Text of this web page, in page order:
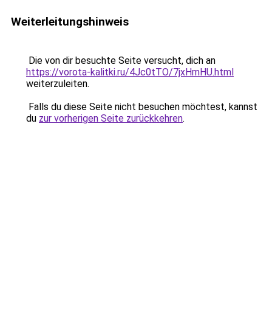
Weiterleitungshinweis
Die von dir besuchte Seite versucht, dich an
https://vorota-kalitki.ru/4Jc0tTO/7jxHmHU.html
weiterzuleiten.
Falls du diese Seite nicht besuchen möchtest, kannst
du zur vorherigen Seite zurückkehren.